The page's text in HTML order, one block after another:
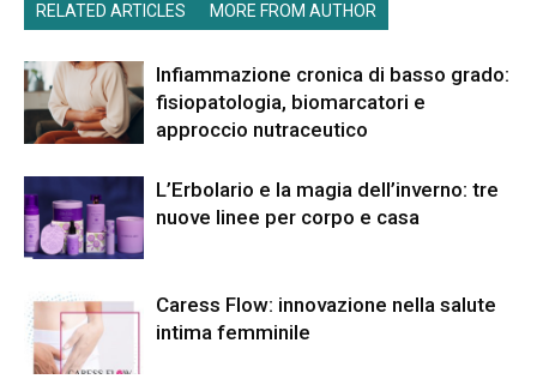
RELATED ARTICLES MORE FROM AUTHOR
Infiammazione cronica di basso grado:
fisiopatologia, biomarcatori e
approccio nutraceutico
L’Erbolario e la magia dell’inverno: tre
nuove linee per corpo e casa
Caress Flow: innovazione nella salute
intima femminile